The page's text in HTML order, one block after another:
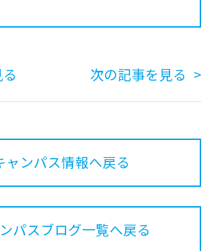
次の記事を見る
ャンパス情報へ戻る
パスブログ一覧へ戻る